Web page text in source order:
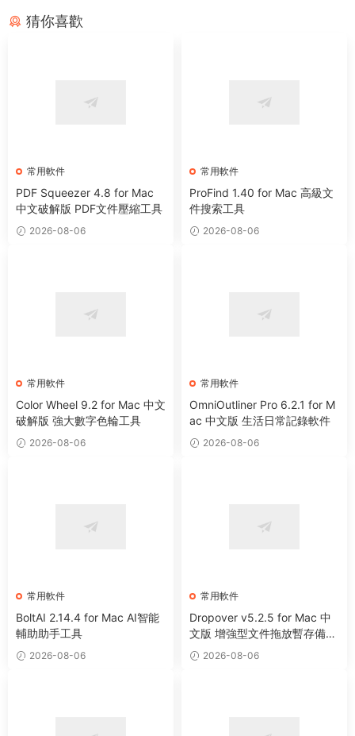
猜你喜歡
常用軟件
PDF Squeezer 4.8 for Mac
中文破解版 PDF文件壓縮工具
2026-08-06
常用軟件
ProFind 1.40 for Mac 高級文
件搜索工具
2026-08-06
常用軟件
Color Wheel 9.2 for Mac 中文
破解版 強大數字色輪工具
2026-08-06
常用軟件
OmniOutliner Pro 6.2.1 for M
ac 中文版 生活日常記錄軟件
2026-08-06
常用軟件
BoltAI 2.14.4 for Mac AI智能
輔助助手工具
2026-08-06
常用軟件
Dropover v5.2.5 for Mac 中
文版 增強型文件拖放暫存備用
整理工具
2026-08-06